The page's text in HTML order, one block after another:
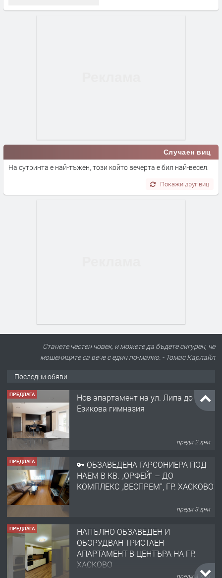
Случаен виц
На сутринта е най-тъжен, този който вечерта е бил най-весел.
Покажи друг виц
Станете честен човек, и можете да бъдете сигурен, че
мошениците са вече с един по-малко. - Томас Карлайл
Последни обяви
ПРЕДЛАГА
Нов апартамент на ул. Липа до
Езикова гимназия
преди 2 дни
ПРЕДЛАГА
🔑 ОБЗАВЕДЕНА ГАРСОНИЕРА ПОД
НАЕМ В КВ. „ОРФЕЙ“ – ДО
КОМПЛЕКС „ВЕСПРЕМ“, ГР. ХАСКОВО
преди 3 дни
ПРЕДЛАГА
НАПЪЛНО ОБЗАВЕДЕН И
ОБОРУДВАН ТРИСТАЕН
АПАРТАМЕНТ В ЦЕНТЪРА НА ГР.
ХАСКОВО
преди 4 дни